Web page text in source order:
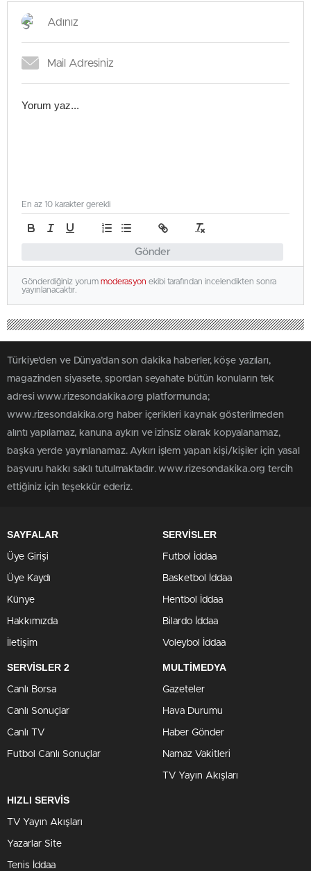
Gönder
En az 10 karakter gerekli
Gönderdiğiniz yorum moderasyon ekibi tarafından incelendikten sonra
yayınlanacaktır.
Türkiye'den ve Dünya’dan son dakika haberler, köşe yazıları,
magazinden siyasete, spordan seyahate bütün konuların tek
adresi www.rizesondakika.org platformunda;
www.rizesondakika.org haber içerikleri kaynak gösterilmeden
alıntı yapılamaz, kanuna aykırı ve izinsiz olarak kopyalanamaz,
başka yerde yayınlanamaz. Aykırı işlem yapan kişi/kişiler için yasal
başvuru hakkı saklı tutulmaktadır. www.rizesondakika.org tercih
ettiğiniz için teşekkür ederiz.
SAYFALAR
Üye Girişi
Üye Kaydı
Künye
Hakkımızda
İletişim
SERVİSLER
Futbol İddaa
Basketbol İddaa
Hentbol İddaa
Bilardo İddaa
Voleybol İddaa
SERVİSLER 2
Canlı Borsa
Canlı Sonuçlar
Canlı TV
Futbol Canlı Sonuçlar
MULTİMEDYA
Gazeteler
Hava Durumu
Haber Gönder
Namaz Vakitleri
TV Yayın Akışları
HIZLI SERVİS
TV Yayın Akışları
Yazarlar Site
Tenis İddaa